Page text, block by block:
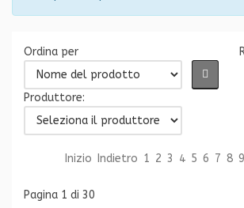
Ordina per
Produttore:
Inizio Indietro 1 2 3 4 5 6 7 8 9
Pagina 1 di 30